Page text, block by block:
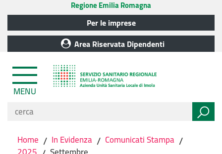
Regione Emilia Romagna
Per le imprese
Area Riservata Dipendenti
MENU
Home / In Evidenza / Comunicati Stampa /